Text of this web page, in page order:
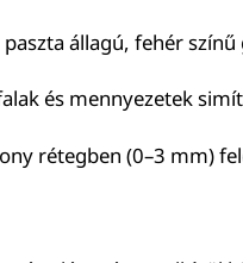
állagú, fehér
és mennyezetek
rétegben (0–3 mm)